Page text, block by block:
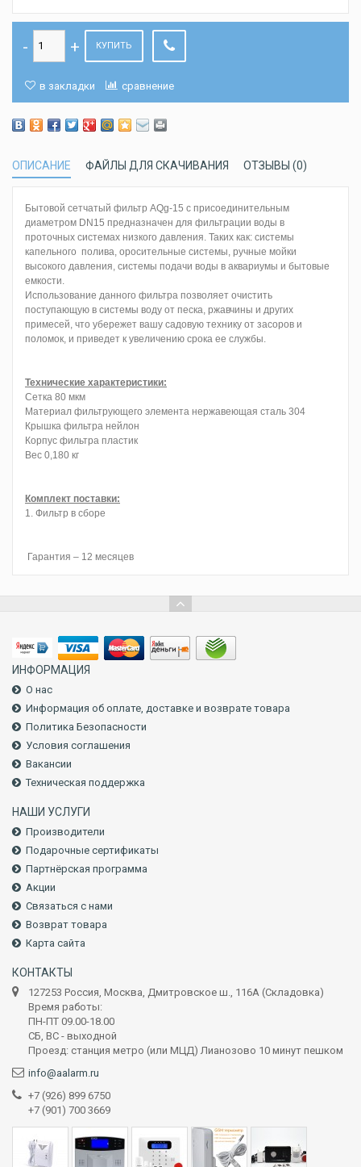
КУПИТЬ
в закладки сравнение
ОПИСАНИЕ ФАЙЛЫ ДЛЯ СКАЧИВАНИЯ ОТЗЫВЫ (0)
Бытовой сетчатый фильтр AQg-15 с присоединительным
диаметром DN15 предназначен для фильтрации воды в
проточных системах низкого давления. Таких как: системы
капельного полива, оросительные системы, ручные мойки
высокого давления, системы подачи воды в аквариумы и бытовые
емкости.
Использование данного фильтра позволяет очистить
поступающую в системы воду от песка, ржавчины и других
примесей, что убережет вашу садовую технику от засоров и
поломок, и приведет к увеличению срока ее службы.
Технические характеристики:
Сетка 80 мкм
Материал фильтрующего элемента нержавеющая сталь 304
Крышка фильтра нейлон
Корпус фильтра пластик
Вес 0,180 кг
Комплект поставки:
1. Фильтр в сборе
Гарантия – 12 месяцев
ИНФОРМАЦИЯ
О нас
Информация об оплате, доставке и возврате товара
Политика Безопасности
Условия соглашения
Вакансии
Техническая поддержка
НАШИ УСЛУГИ
Производители
Подарочные сертификаты
Партнёрская программа
Акции
Связаться с нами
Возврат товара
Карта сайта
КОНТАКТЫ
127253 Россия, Москва, Дмитровское ш., 116А (Складовка)
Время работы:
ПН-ПТ 09.00-18.00
СБ, ВС - выходной
Проезд: станция метро (или МЦД) Лианозово 10 минут пешком
info@aalarm.ru
+7 (926) 899 6750
+7 (901) 700 3669